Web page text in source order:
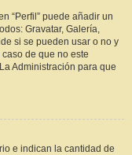
“Perfil” puede añadir un
Gravatar, Galería,
si se pueden usar o no y
de que no este
Administración para que
e indican la cantidad de